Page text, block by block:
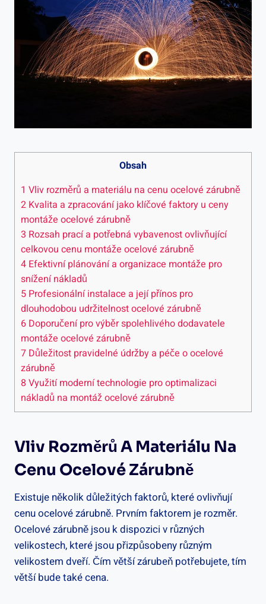
Obsah
1 Vliv rozměrů a materiálu na cenu ocelové zárubně
2 Kvalita a zpracování jako klíčové faktory u ceny
montáže ocelové zárubně
3 Rozsah prací a potřebná vybavenost ovlivňující
celkovou cenu montáže ocelové zárubně
4 Efektivní plánování a organizace montáže pro
snížení nákladů
5 Profesionální instalace a její přínos pro
dlouhodobou udržitelnost ocelové zárubně
6 Doporučení pro výběr spolehlivého dodavatele
montáže ocelové zárubně
7 Důležitost pravidelné údržby a péče o ocelové
zárubně
8Využití moderní technologie pro optimalizaci
nákladů na montáž ocelové zárubně
Vliv Rozměrů A Materiálu Na
Cenu Ocelové Zárubně
Existuje několik důležitých faktorů, které ovlivňují
cenu ocelové zárubně. Prvním faktorem je rozměr.
Ocelové zárubně jsou k dispozici v různých
velikostech, které jsou přizpůsobeny různým
velikostem dveří. Čím větší zárubeň potřebujete, tím
větší bude také cena.